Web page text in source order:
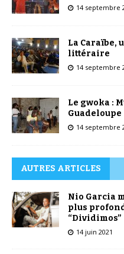
14 septembre
La
littéraire
14 septembre
Le gwoka :
Guadeloupe
14 septembre
AUTRES ARTICLES
Nio Garcia
plus
“Dividimos”
14 juin 2021